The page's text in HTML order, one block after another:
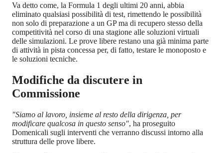
Va detto come, la Formula 1 degli ultimi 20 anni, abbia
eliminato qualsiasi possibilità di test, rimettendo le possibilità
non solo di preparazione a un GP ma di recupero stesso della
competitività nel corso di una stagione alle soluzioni virtuali
delle simulazioni. Le prove libere restano una già minima parte
di attività in pista concessa per, di fatto, testare le monoposto e
le soluzioni tecniche.
Modifiche da discutere in
Commissione
"Siamo al lavoro, insieme al resto della dirigenza, per
modificare qualcosa in questo senso", ha proseguito
Domenicali sugli interventi che verranno discussi intorno alla
struttura delle prove libere.